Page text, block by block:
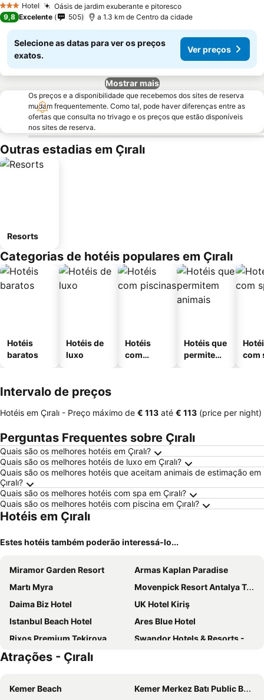
3 EstrelasHotel Oásis de jardim exuberante e pitoresco
9,8 Excelente 505 a 1.3 km de Centro da cidade
Selecione as datas para ver os preços
exatos.
Ver preços
Mostrar mais
Os preços e a disponibilidade que recebemos dos sites de reserva
mudam frequentemente. Como tal, pode haver diferenças entre as
ofertas que consulta no trivago e os preços que estão disponíveis
nos sites de reserva.
Outras estadias em Çıralı
Resorts
Categorias de hotéis populares em Çıralı
Hotéis
baratos
Hotéis de
luxo
Hotéis
com
Hotéis que
permitem
com
Intervalo de preços
Hotéis em Çıralı - Preço máximo de ‎€ 113 até ‎€ 113 (price per night)
Perguntas Frequentes sobre Çıralı
Quais são os melhores hotéis em Çıralı?
Quais são os melhores hotéis de luxo em Çıralı?
Quais são os melhores hotéis que aceitam animais de estimação em
Çıralı?
Quais são os melhores hotéis com spa em Çıralı?
Quais são os melhores hotéis com piscina em Çıralı?
Hotéis em Çıralı
Estes hotéis também poderão interessá-lo...
Miramor Garden Resort
Armas Kaplan Paradise
Martı Myra
Movenpick Resort Antalya Tekirova
Daima Biz Hotel
UK Hotel Kiriş
Istanbul Beach Hotel
Ares Blue Hotel
Rixos Premium Tekirova
Swandor Hotels & Resorts - Kemer
Viking Park Hotel
Dream Town Hotel&Restaurant
Pirate's Beach Club
Atrações - Çıralı
Kemer Beach
Kemer Merkez Batı Public Beach